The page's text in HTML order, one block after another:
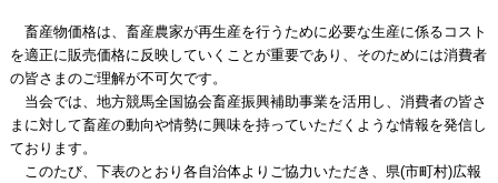
畜産物価格は、畜産農家が再生産を行うために必要な生産に係るコスト
を適正に販売価格に反映していくことが重要であり、そのためには消費者
の皆さまのご理解が不可欠です。
当会では、地方競馬全国協会畜産振興補助事業を活用し、消費者の皆さ
まに対して畜産の動向や情勢に興味を持っていただくような情報を発信し
ております。
このたび、下表のとおり各自治体よりご協力いただき、県(市町村)広報